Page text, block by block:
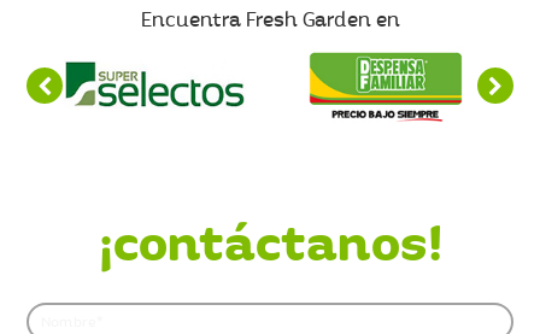
Encuentra Fresh Garden en
¡contáctanos!